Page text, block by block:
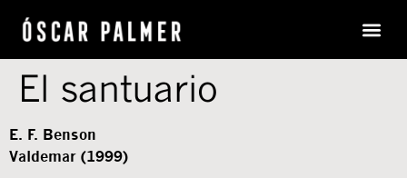
El santuario
E. F. Benson
Valdemar (1999)